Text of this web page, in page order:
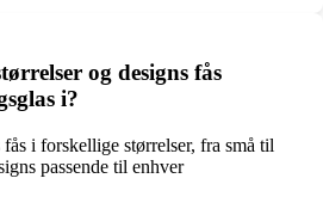
og designs fås
i?
i forskellige størrelser, fra små til
passende til enhver